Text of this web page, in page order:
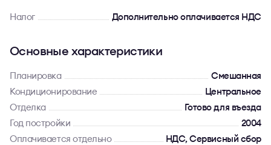
Налог Дополнительно оплачивается НДС
Основные характеристики
Планировка
Смешанная
Кондиционирование
Центральное
Отделка
Готово для въезда
Год постройки
2004
Оплачивается отдельно
НДС, Сервисный сбор